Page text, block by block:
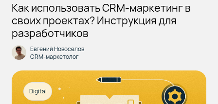
Как использовать CRM-маркетинг в
своих проектах? Инструкция для
разработчиков
Евгений Новоселов
CRM-маркетолог
Digital